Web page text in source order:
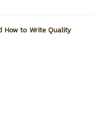
How to Write Quality